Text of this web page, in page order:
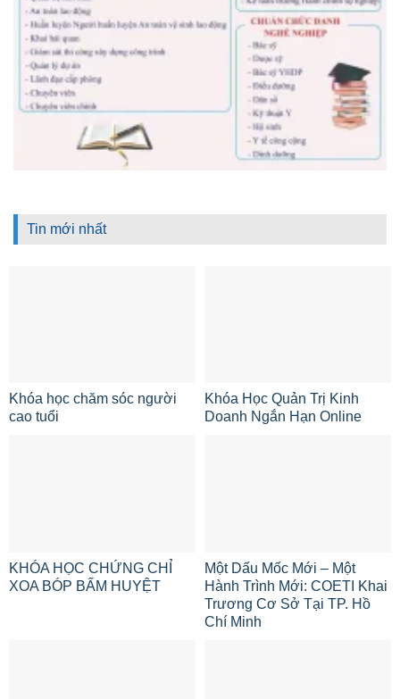
Tin mới nhất
Khóa học chăm sóc người
cao tuổi
Khóa Học Quản Trị Kinh
Doanh Ngắn Hạn Online
KHÓA HỌC CHỨNG CHỈ
XOA BÓP BẤM HUYỆT
Một Dấu Mốc Mới – Một
Hành Trình Mới: COETI Khai
Trương Cơ Sở Tại TP. Hồ
Chí Minh